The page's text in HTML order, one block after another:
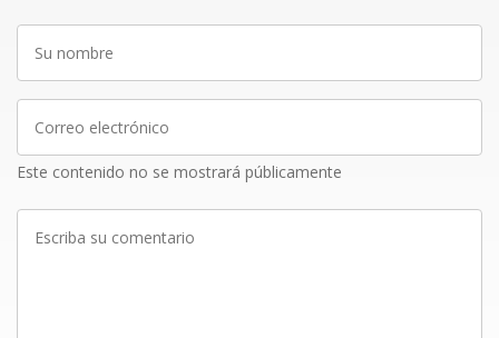
nombre
electrónico
Este contenido no se mostrará públicamente